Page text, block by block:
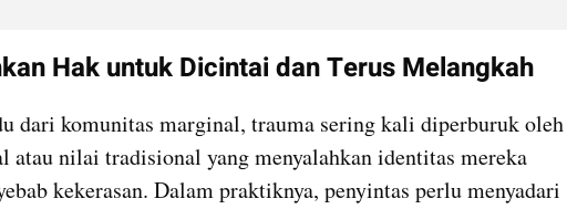
Hak untuk Dicintai dan Terus Melangkah
dari komunitas marginal, trauma sering kali diperburuk oleh
atau nilai tradisional yang menyalahkan identitas mereka
kekerasan. Dalam praktiknya, penyintas perlu menyadari